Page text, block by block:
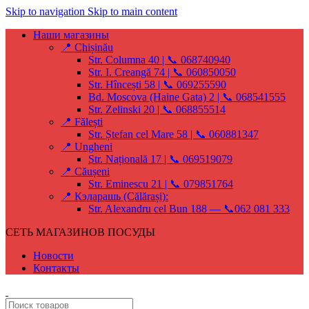
Skip to navigation Skip to main content
Наши магазины
📍 Chișinău
Str. Columna 40 | 📞 068740940
Str. I. Creangă 74 | 📞 060850050
Str. Hîncești 58 | 📞 069255590
Bd. Moscova (Haine Gata) 2 | 📞 068541555
Str. Zelinski 20 | 📞 068855514
📍 Fălești
Str. Ștefan cel Mare 58 | 📞 060881347
📍 Ungheni
Str. Națională 17 | 📞 069519079
📍 Căușeni
Str. Eminescu 21 | 📞 079851764
📍 Кэларашь (Călărași):
Str. Alexandru cel Bun 188 — 📞062 081 333
СЕТЬ МАГАЗИНОВ ПОСУДЫ
Новости
Контакты